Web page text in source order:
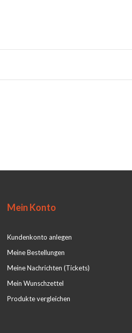
Mein Konto
Kundenkonto anlegen
Meine Bestellungen
Meine Nachrichten (Tickets)
Mein Wunschzettel
Produkte vergleichen